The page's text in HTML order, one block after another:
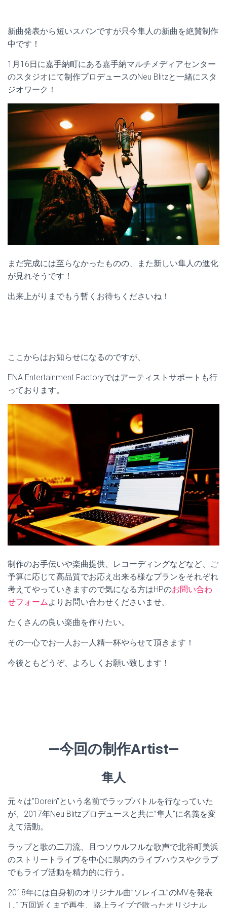
新曲発表から短いスパンですが只今隼人の新曲を絶賛制作
中です！
1月16日に嘉手納町にある嘉手納マルチメディアセンター
のスタジオにて制作プロデュースのNeu Blitzと一緒にスタ
ジオワーク！
まだ完成には至らなかったものの、また新しい隼人の進化
が見れそうです！
出来上がりまでもう暫くお待ちくださいね！
ここからはお知らせになるのですが、
ENA Entertainment Factoryではアーティストサポートも行
っております。
制作のお手伝いや楽曲提供、レコーディングなどなど、ご
予算に応じて高品質でお応え出来る様なプランをそれぞれ
考えてやっていきますので気になる方はHPのお問い合わ
せフォームよりお問い合わせくださいませ。
たくさんの良い楽曲を作りたい。
その一心でお一人お一人精一杯やらせて頂きます！
今後ともどうぞ、よろしくお願い致します！
—今回の制作Artist—
隼人
元々は”Dorein”という名前でラップバトルを行なっていた
が、2017年Neu Blitzプロデュースと共に”隼人”に名義を変
えて活動。
ラップと歌の二刀流、且つソウルフルな歌声で北谷町美浜
のストリートライブを中心に県内のライブハウスやクラブ
でもライブ活動を精力的に行う。
2018年には自身初のオリジナル曲”ソレイユ”のMVを発表
し1万回近くまで再生、路上ライブで歌ったオリジナル